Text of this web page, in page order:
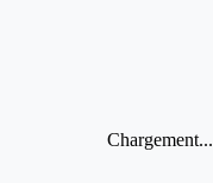
Chargement...